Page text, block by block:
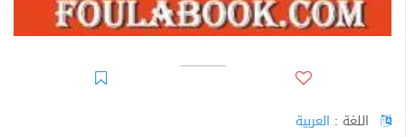
اللغة : العربية